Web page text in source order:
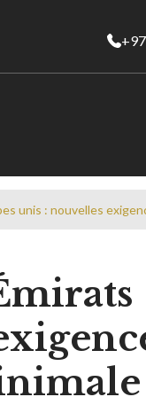
unis : nouvelles